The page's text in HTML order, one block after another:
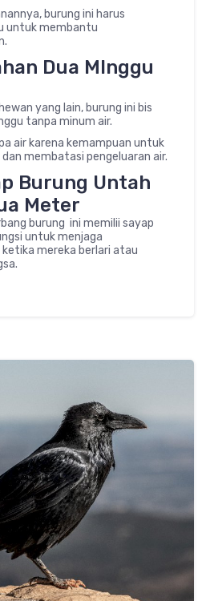
burung ini harus
untuk membantu
Dua MInggu
yang lain, burung ini bis
tanpa minum air.
air karena kemampuan untuk
membatasi pengeluaran air.
Burung Untah
Meter
burung ini memilii sayap
untuk menjaga
mereka berlari atau